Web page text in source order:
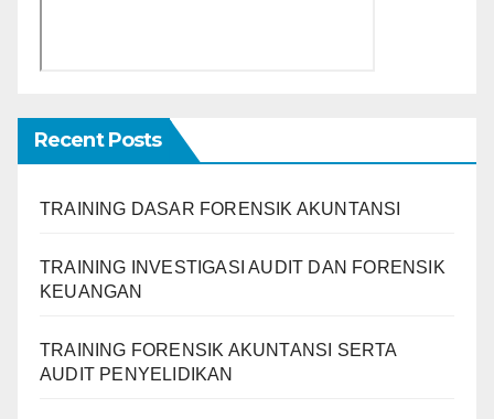
Recent Posts
TRAINING DASAR FORENSIK AKUNTANSI
TRAINING INVESTIGASI AUDIT DAN FORENSIK
KEUANGAN
TRAINING FORENSIK AKUNTANSI SERTA
AUDIT PENYELIDIKAN